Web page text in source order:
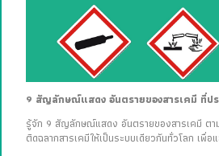
9 สัญลักษณ์แสดง อันตรายของสารเคมี ที่ป
รู้จัก 9 สัญลักษณ์แสดง อันตรายของสารเคมี ตา
ติดฉลากสารเคมีให้เป็นระบบเดียวกันทั่วโลก เพื่